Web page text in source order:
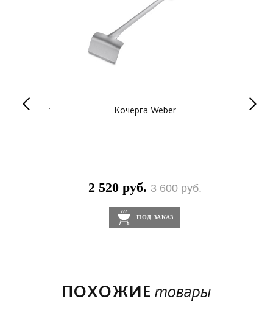
10 шт Кочерга Weber
2 520 руб.3 600 руб.
ПОД ЗАКАЗ
ПОХОЖИЕ товары